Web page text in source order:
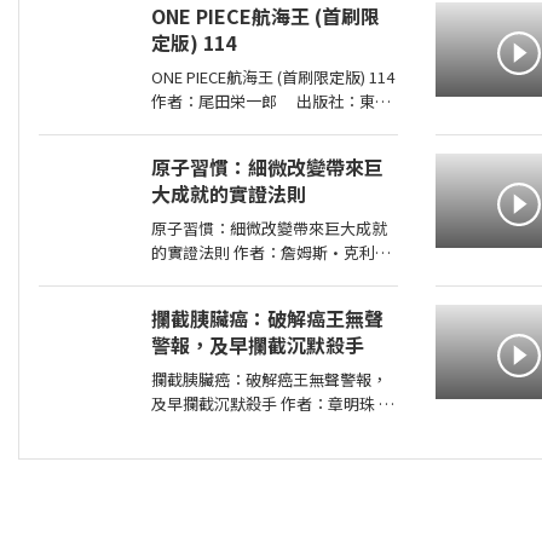
00:00:00 當人心失去分寸，再高明
的遺囑規劃也可能成為空談當人性
貪婪暴
ONE PIECE航海王 (首刷限
定版) 114
ONE PIECE航海王 (首刷限定版) 114
作者：尾田栄一郎 出版社：東立
事件」，其全貌終於即將揭曉！席
捲號稱最可怕海賊團的洛克斯海賊
團
原子習慣：細微改變帶來巨
大成就的實證法則
原子習慣：細微改變帶來巨大成就
的實證法則 作者：詹姆斯•克利爾
1%，一年後，你會進步37倍；每天
都退步1%，一年後，你會弱化到趨
近於0！你的
攔截胰臟癌：破解癌王無聲
警報，及早攔截沉默殺手
攔截胰臟癌：破解癌王無聲警報，
及早攔截沉默殺手 作者：章明珠